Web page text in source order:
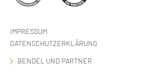
IMPRESSUM
DATENSCHUTZERKLÄRUNG
BENDEL UND PARTNER